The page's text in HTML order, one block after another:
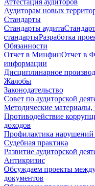
Аттестация аудиторов
Аудиторам новых
Стандарты
Стандарты аудита
стандартыРазработка
Обязанности
Отчет в МинфинОтчет в
информации
Дисциплинарное
Жалобы
Законодательство
Совет по аудиторской
Методические материалы,
Противодействие
доходов
Профилактика нарушений
Судебная практика
Развитие аудиторской
Антикризис
Обсуждаем проекты
документов